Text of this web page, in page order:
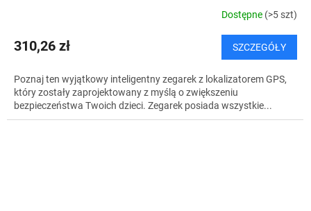
Dostępne (>5 szt)
310,26 zł SZCZEGÓŁY
Poznaj ten wyjątkowy inteligentny zegarek z lokalizatorem GPS,
który zostały zaprojektowany z myślą o zwiększeniu
bezpieczeństwa Twoich dzieci. Zegarek posiada wszystkie...